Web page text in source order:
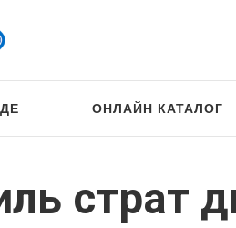
ОНЛАЙН КАТАЛОГ
страт